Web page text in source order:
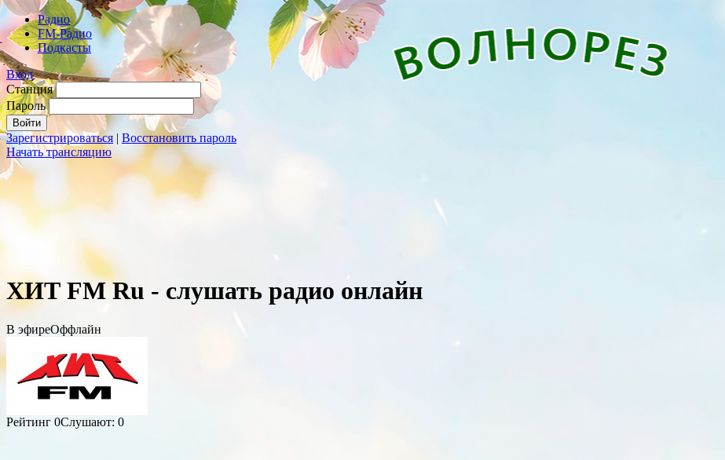
Радио
FM-Радио
Подкасты
Вход
Станция
Пароль
Зарегистрироваться | Восстановить пароль
Начать трансляцию
ХИТ FM Ru - слушать радио онлайн
В эфиреОффлайн
Рейтинг 0Слушают: 0